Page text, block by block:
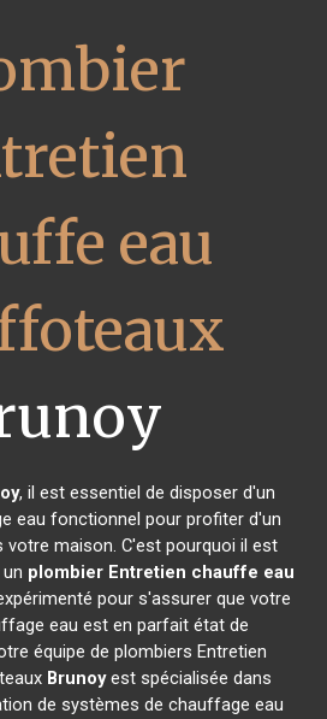
eau
, il est essentiel de disposer d'un
eau fonctionnel pour profiter d'un
maison. C'est pourquoi il est
plombier Entretien chauffe eau
pour s'assurer que votre
eau est en parfait état de
équipe de plombiers Entretien
Brunoyest spécialisée dans
de systèmes de chauffage eau